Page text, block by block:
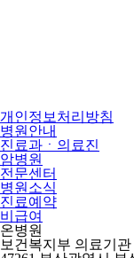
개인정보처리방침
병원안내
진료과ㆍ의료진
암병원
전문센터
병원소식
진료예약
비급여
온병원
보건복지부 의료기